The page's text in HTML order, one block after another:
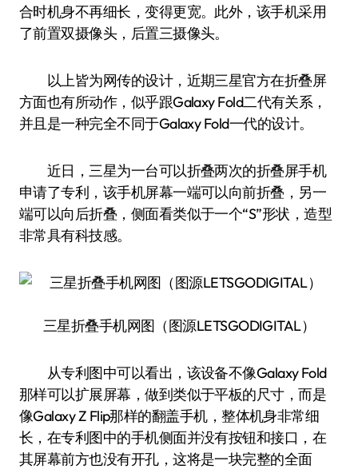
合时机身不再细长，变得更宽。此外，该手机采用
了前置双摄像头，后置三摄像头。
以上皆为网传的设计，近期三星官方在折叠屏
方面也有所动作，似乎跟Galaxy Fold二代有关系，
并且是一种完全不同于Galaxy Fold一代的设计。
近日，三星为一台可以折叠两次的折叠屏手机
申请了专利，该手机屏幕一端可以向前折叠，另一
端可以向后折叠，侧面看类似于一个“S”形状，造型
非常具有科技感。
三星折叠手机网图（图源LETSGODIGITAL）
从专利图中可以看出，该设备不像Galaxy Fold
那样可以扩展屏幕，做到类似于平板的尺寸，而是
像Galaxy Z Flip那样的翻盖手机，整体机身非常细
长，在专利图中的手机侧面并没有按钮和接口，在
其屏幕前方也没有开孔，这将是一块完整的全面